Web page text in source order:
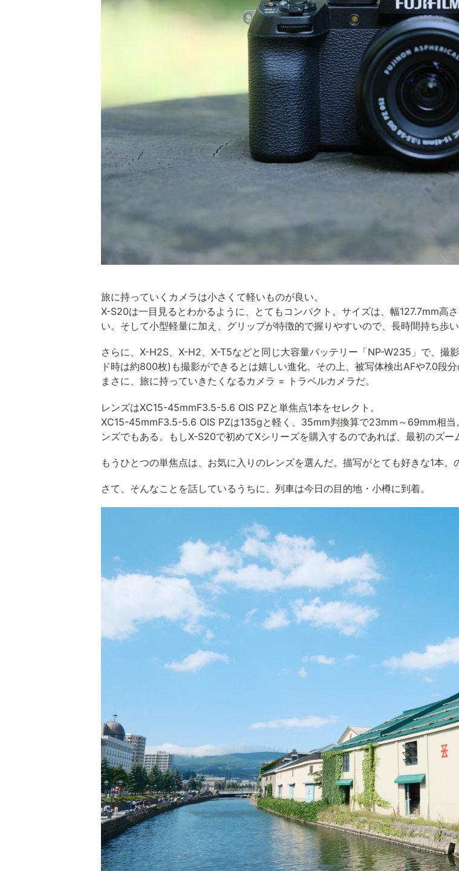
旅に持っていくカメラは小さくて軽いものが良い。
X-S20は一目見るとわかるように、とてもコンパクト。サイズは、幅127.7mm高
い。そして小型軽量に加え、グリップが特徴的で握りやすいので、長時間持ち歩い
さらに、X-H2S、X-H2、X-T5などと同じ大容量バッテリー「NP-W235」で、撮
ド時は約800枚)も撮影ができるとは嬉しい進化。その上、被写体検出AFや7.0段
まさに、旅に持っていきたくなるカメラ = トラベルカメラだ。
レンズはXC15-45mmF3.5-5.6 OIS PZと単焦点1本をセレクト。
XC15-45mmF3.5-5.6 OIS PZは135gと軽く、35mm判換算で23mm～69mm相当
ンズでもある。もしX-S20で初めてXシリーズを購入するのであれば、最初のズー
もうひとつの単焦点は、お気に入りのレンズを選んだ。描写がとても好きな1本。
さて、そんなことを話しているうちに、列車は今日の目的地・小樽に到着。